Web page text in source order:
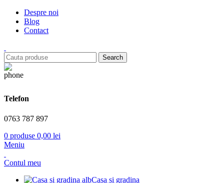
Despre noi
Blog
Contact
Search
Telefon
0763 787 897
0 produse 0,00 lei
Meniu
Contul meu
Casa si gradina